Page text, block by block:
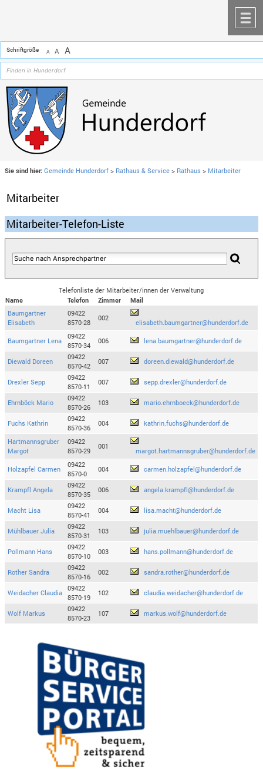
Schriftgröße A A A
Sie sind hier: Gemeinde Hunderdorf > Rathaus & Service > Rathaus > Mitarbeiter
Mitarbeiter
Mitarbeiter-Telefon-Liste
Telefonliste der Mitarbeiter/innen der Verwaltung
Name
Telefon Zimmer
Mail
Baumgartner
Elisabeth
09422
8570-28
002
elisabeth.baumgartner@hunderdorf.de
Baumgartner Lena
09422
8570-34
006 lena.baumgartner@hunderdorf.de
Diewald Doreen
09422
8570-42
007 doreen.diewald@hunderdorf.de
Drexler Sepp
09422
8570-11
007 sepp.drexler@hunderdorf.de
Ehrnböck Mario
09422
8570-26
103 mario.ehrnboeck@hunderdorf.de
Fuchs Kathrin
09422
8570-36
004 kathrin.fuchs@hunderdorf.de
Hartmannsgruber
Margot
09422
8570-29
001
margot.hartmannsgruber@hunderdorf.de
Holzapfel Carmen
09422
8570-0
004 carmen.holzapfel@hunderdorf.de
Krampfl Angela
09422
8570-35
006 angela.krampfl@hunderdorf.de
Macht Lisa
09422
8570-41
004 lisa.macht@hunderdorf.de
Mühlbauer Julia
09422
8570-31
103 julia.muehlbauer@hunderdorf.de
Pollmann Hans
09422
8570-10
003 hans.pollmann@hunderdorf.de
Rother Sandra
09422
8570-16
002 sandra.rother@hunderdorf.de
Weidacher Claudia
09422
8570-19
102 claudia.weidacher@hunderdorf.de
Wolf Markus
09422
8570-23
107 markus.wolf@hunderdorf.de